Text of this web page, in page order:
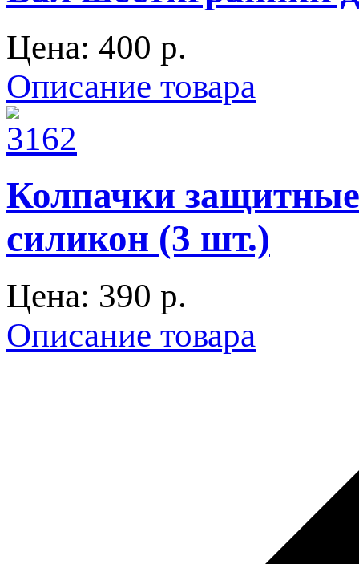
Цена: 400 p.
Описание товара
Колпачки
силикон (3 шт.)
Цена: 390 p.
Описание товара